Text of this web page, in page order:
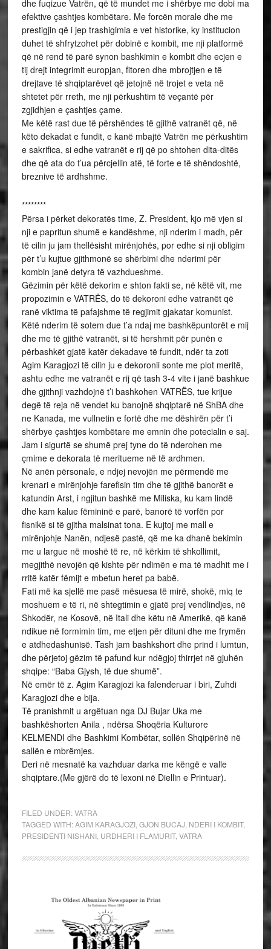
dhe fuqizue Vatrën, që të mundet me i shërbye me dobi ma
efektive çashtjes kombëtare. Me forcën morale dhe me
prestigjin që i jep trashigimia e vet historike, ky institucion
duhet të shfrytzohet për dobinë e kombit, me nji platformë
që në rend të parë synon bashkimin e kombit dhe ecjen e
tij drejt integrimit europjan, fitoren dhe mbrojtjen e të
drejtave të shqiptarëvet që jetojnë në trojet e veta në
shtetet për rreth, me nji përkushtim të veçantë për
zgjidhjen e çashtjes çame.
Me këtë rast due të përshëndes të gjithë vatranët që, në
këto dekadat e fundit, e kanë mbajtë Vatrën me përkushtim
e sakrifica, si edhe vatranët e rij që po shtohen dita-ditës
dhe që ata do t’ua përcjellin atë, të forte e të shëndoshtë,
breznive të ardhshme.
********
Përsa i përket dekoratës time, Z. President, kjo më vjen si
nji e papritun shumë e kandëshme, nji nderim i madh, për
të cilin ju jam thellësisht mirënjohës, por edhe si nji obligim
për t’u kujtue gjithmonë se shërbimi dhe nderimi për
kombin janë detyra të vazhdueshme.
Gëzimin për këtë dekorim e shton fakti se, në këtë vit, me
propozimin e VATRËS, do të dekoroni edhe vatranët që
ranë viktima të pafajshme të regjimit gjakatar komunist.
Këtë nderim të sotem due t’a ndaj me bashkëpuntorët e mij
dhe me të gjithë vatranët, si të hershmit për punën e
përbashkët gjatë katër dekadave të fundit, ndër ta zoti
Agim Karagjozi të cilin ju e dekoronii sonte me plot meritë,
ashtu edhe me vatranët e rij që tash 3-4 vite i janë bashkue
dhe gjithnji vazhdojnë t’i bashkohen VATRËS, tue krijue
degë të reja në vendet ku banojnë shqiptarë në ShBA dhe
ne Kanada, me vullnetin e fortë dhe me dëshirën për t’i
shërbye çashtjes kombëtare me emnin dhe potecialin e saj.
Jam i sigurtë se shumë prej tyne do të nderohen me
çmime e dekorata të meritueme në të ardhmen.
Në anën përsonale, e ndjej nevojën me përmendë me
krenari e mirënjohje farefisin tim dhe të gjithë banorët e
katundin Arst, i ngjitun bashkë me Miliska, ku kam lindë
dhe kam kalue fëmininë e parë, banorë të vorfën por
fisnikë si të gjitha malsinat tona. E kujtoj me mall e
mirënjohje Nanën, ndjesë pastë, që me ka dhanë bekimin
me u largue në moshë të re, në kërkim të shkollimit,
megjithë nevojën që kishte për ndimën e ma të madhit me i
rritë katër fëmijt e mbetun heret pa babë.
Fati më ka sjellë me pasë mësuesa të mirë, shokë, miq te
moshuem e të ri, në shtegtimin e gjatë prej vendlindjes, në
Shkodër, ne Kosovë, në Itali dhe këtu në Amerikë, që kanë
ndikue në formimin tim, me etjen për dituni dhe me frymën
e atdhedashunisë. Tash jam bashkshort dhe prind i lumtun,
dhe përjetoj gëzim të pafund kur ndëgjoj thirrjet në gjuhën
shqipe: “Baba Gjysh, të due shumë”.
Në emër të z. Agim Karagjozi ka falenderuar i biri, Zuhdi
Karagjozi dhe e bija.
Të pranishmit u argëtuan nga DJ Bujar Uka me
bashkëshorten Anila , ndërsa Shoqëria Kulturore
KELMENDI dhe Bashkimi Kombëtar, sollën Shqipërinë në
sallën e mbrëmjes.
Deri në mesnatë ka vazhduar darka me këngë e valle
shqiptare.(Me gjërë do të lexoni në Diellin e Printuar).
FILED UNDER:VATRA
TAGGED WITH:AGIM KARAGJOZI, GJON BUCAJ NDERI I KOMBIT,
PRESIDENTI NISHANI, URDHERI I FLAMURIT, VATRA